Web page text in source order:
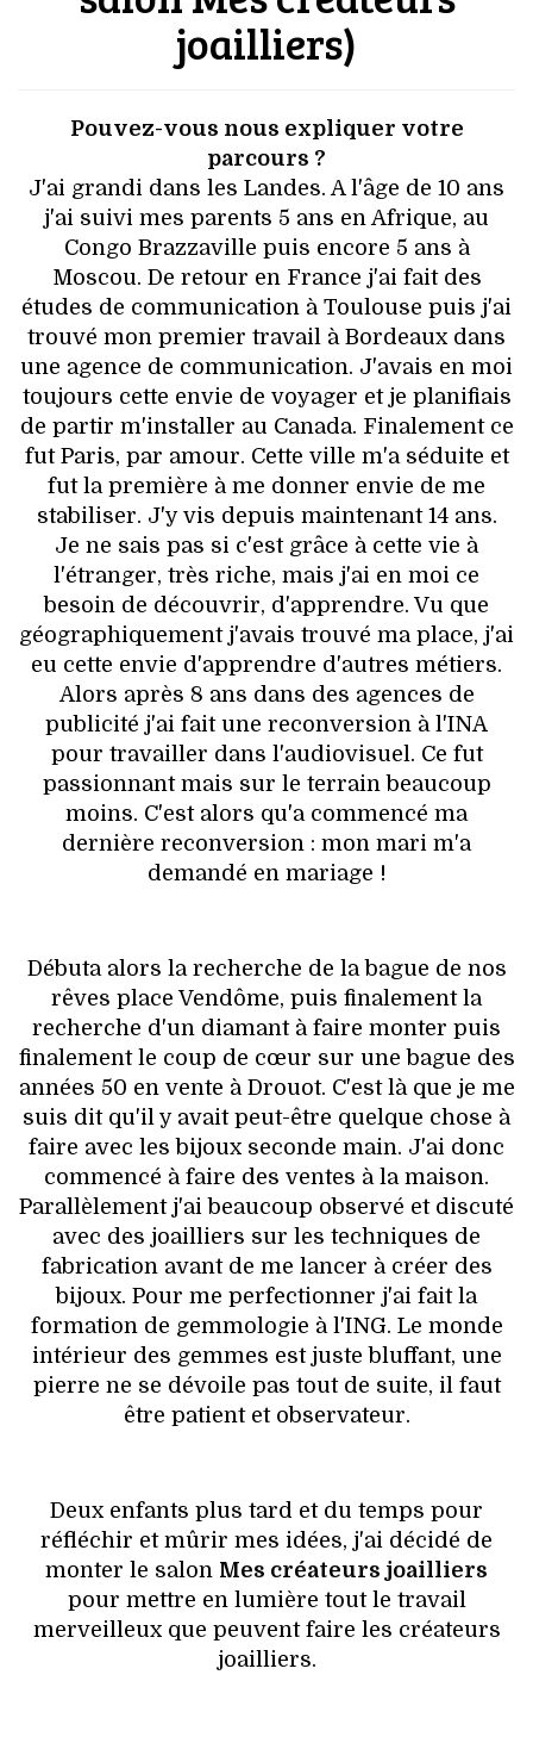
joailliers)
Pouvez-vous nous expliquer votre
parcours ?
J'ai grandi dans les Landes. A l'âge de 10 ans
j'ai suivi mes parents 5 ans en Afrique, au
Congo Brazzaville puis encore 5 ans à
Moscou. De retour en France j'ai fait des
études de communication à Toulouse puis j'ai
trouvé mon premier travail à Bordeaux dans
une agence de communication. J'avais en moi
toujours cette envie de voyager et je planifiais
de partir m'installer au Canada. Finalement ce
fut Paris, par amour. Cette ville m'a séduite et
fut la première à me donner envie de me
stabiliser. J'y vis depuis maintenant 14 ans.
Je ne sais pas si c'est grâce à cette vie à
l'étranger, très riche, mais j'ai en moi ce
besoin de découvrir, d'apprendre. Vu que
géographiquement j'avais trouvé ma place, j'ai
eu cette envie d'apprendre d'autres métiers.
Alors après 8 ans dans des agences de
publicité j'ai fait une reconversion à l'INA
pour travailler dans l'audiovisuel. Ce fut
passionnant mais sur le terrain beaucoup
moins. C'est alors qu'a commencé ma
dernière reconversion : mon mari m'a
demandé en mariage !
Débuta alors la recherche de la bague de nos
rêves place Vendôme, puis finalement la
recherche d'un diamant à faire monter puis
finalement le coup de cœur sur une bague des
années 50 en vente à Drouot. C'est là que je me
suis dit qu'il y avait peut-être quelque chose à
faire avec les bijoux seconde main. J'ai donc
commencé à faire des ventes à la maison.
Parallèlement j'ai beaucoup observé et discuté
avec des joailliers sur les techniques de
fabrication avant de me lancer à créer des
bijoux. Pour me perfectionner j'ai fait la
formation de gemmologie à l'ING. Le monde
intérieur des gemmes est juste bluffant, une
pierre ne se dévoile pas tout de suite, il faut
être patient et observateur.
Deux enfants plus tard et du temps pour
réfléchir et mûrir mes idées, j'ai décidé de
monter le salon Mes créateurs joailliers
pour mettre en lumière tout le travail
merveilleux que peuvent faire les créateurs
joailliers.